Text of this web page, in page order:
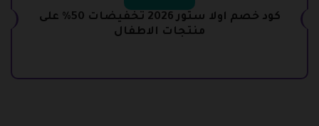
كود خصم اولا ستور 2026 تخفيضات 50% على
منتجات الاطفال